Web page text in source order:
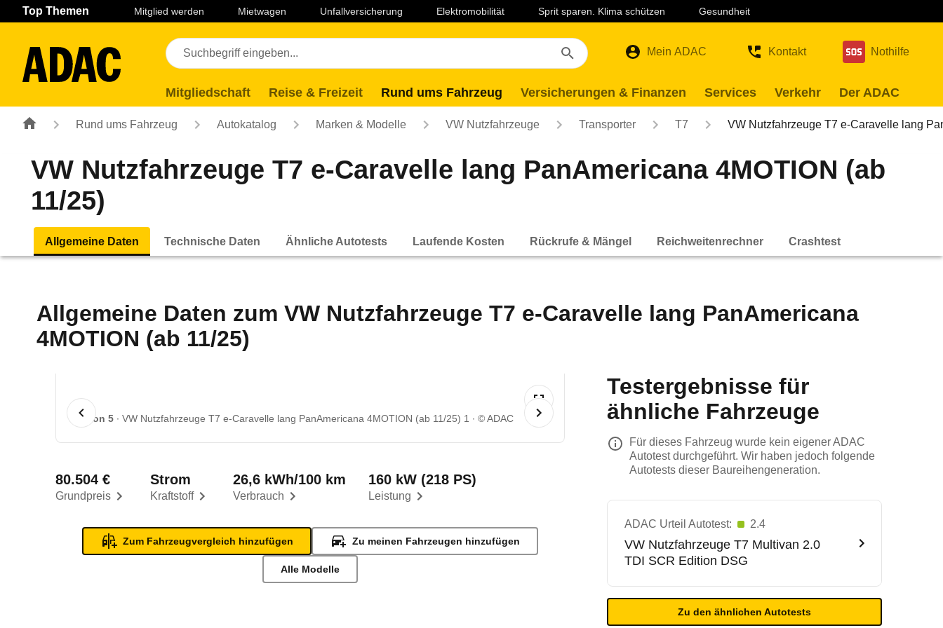
Navigation Seiteninhalt Fußzeile
Top Themen Mitglied werden Mietwagen Unfallversicherung Elektromobilität Sprit sparen. Klima schützen Gesundheit
Mein ADAC Kontakt Nothilfe
Mitgliedschaft Reise & Freizeit Rund ums Fahrzeug Versicherungen & Finanzen Services Verkehr Der ADAC
Rund ums Fahrzeug Autokatalog Marken & Modelle VW Nutzfahrzeuge Transporter T7 VW Nutzfahrzeuge T7 e-Caravelle lang
VW Nutzfahrzeuge T7 e-Caravelle lang PanAmericana 4MOTION (ab
11/25)
Allgemeine Daten Technische Daten Ähnliche Autotests Laufende Kosten Rückrufe & Mängel Reichweitenrechner Crashtest
Allgemeine Daten zum VW Nutzfahrzeuge T7 e-Caravelle lang PanAmericana
4MOTION (ab 11/25)
1 von 5 VW Nutzfahrzeuge T7 e-Caravelle lang PanAmericana 4MOTION (ab 11/25) 1 © ADAC
Grundpreis
80.504 €
Kraftstoff
Strom
Verbrauch
26,6 kWh/100 km
Leistung
160 kW (218 PS)
Zum Fahrzeugvergleich hinzufügen Zu meinen Fahrzeugen hinzufügen
Alle Modelle
Testergebnisse für
ähnliche Fahrzeuge
Für dieses Fahrzeug wurde kein eigener ADAC
Autotest durchgeführt. Wir haben jedoch folgende
Autotests dieser Baureihengeneration.
ADAC Urteil Autotest: 2.4
VW Nutzfahrzeuge T7 Multivan 2.0
TDI SCR Edition DSG
Zu den ähnlichen Autotests